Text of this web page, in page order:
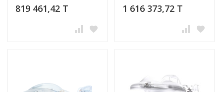
819 461,42 T 1 616 373,72 T